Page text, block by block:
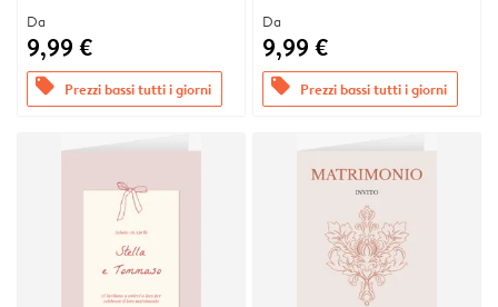
Da
9,99 €
offers Prezzi bassi tutti i giorni
Da
9,99 €
offers Prezzi bassi tutti i giorni